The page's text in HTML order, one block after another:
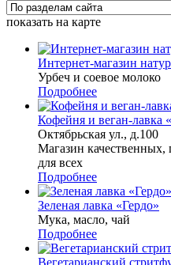
показать на карте
Интернет-магазин
Урбеч и соевое молоко
Подробнее
Кофейня и веган-лавка
Октябрьская ул., д.100
Магазин
для всех
Подробнее
Зеленая лавка «Гердо»
Мука, масло, чай
Подробнее
Вегетарианский